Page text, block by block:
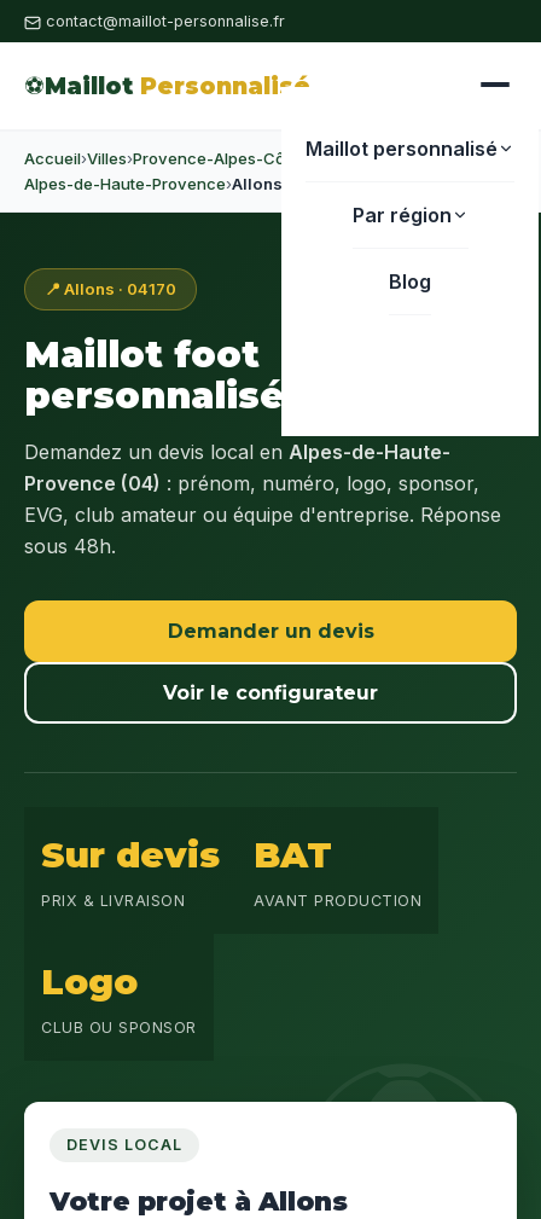
contact@maillot-personnalise.fr
⚽Maillot Personnalisé
Maillot personnalisé
Par région
Blog
Accueil›Villes›Provence-Alpes-Côte d'Azur›
Alpes-de-Haute-Provence›Allons
📍 Allons · 04170
Maillot foot
personnalisé à
Demandez un devis local en Alpes-de-Haute-
Provence (04) : prénom, numéro, logo, sponsor,
EVG, club amateur ou équipe d'entreprise. Réponse
sous 48h.
Demander un devis
Voir le configurateur
Sur devis
PRIX & LIVRAISON
BAT
AVANT PRODUCTION
Logo
CLUB OU SPONSOR
DEVIS LOCAL
Votre projet à Allons